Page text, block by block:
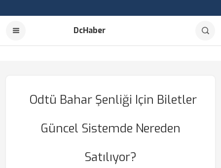
DcHaber
Odtü Bahar Şenliği Için Biletler
Güncel Sistemde Nereden
Satılıyor?